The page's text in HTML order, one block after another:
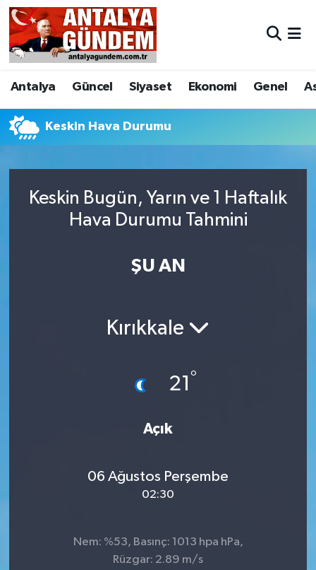
Antalya Güncel Siyaset Ekonomi Genel
Keskin Hava Durumu
Keskin Bugün, Yarın ve 1 Haftalık
Hava Durumu Tahmini
ŞU AN
Kırıkkale
21°
Açık
06 Ağustos Perşembe
02:30
Nem: %53, Basınç: 1013 hpa hPa,
Rüzgar: 2.89 m/s
Antalya
Asayiş
Bilim & Teknoloji
EĞİTİM
Sağlık & Yaşam
Antalya Nöbetçi Eczaneler
Antalya Hava Durumu
Antalya Namaz Vakitleri
Süper Lig Puan Durumu ve Fikstür
Son Dakika Haberleri